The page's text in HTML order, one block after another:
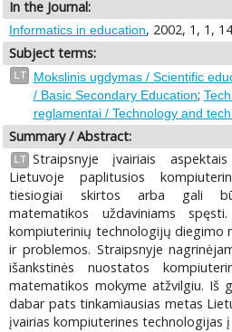
In the Journal:
Informatics in education, 2002, 1, 1,
Subject terms:
LT Mokslinis ugdymas / Scientific
/ Basic Secondary Education;
reglamentai / Technology and
Summary / Abstract:
LT Straipsnyje įvairiais
Lietuvoje paplitusios
tiesiogiai skirtos arba gali
matematikos uždaviniams
kompiuterinių technologijų diegimo
ir problemos. Straipsnyje
išankstinės nuostatos
matematikos mokyme atžvilgiu. Iš
dabar pats tinkamiausias metas
įvairias kompiuterines technologijas